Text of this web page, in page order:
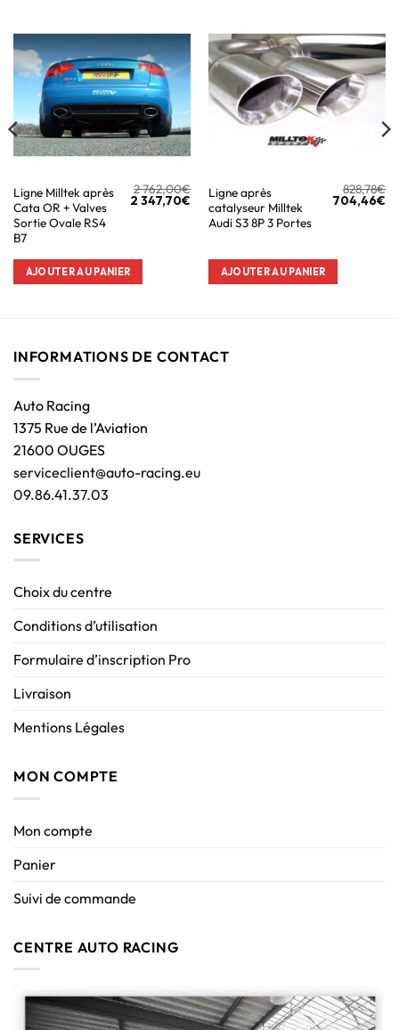
Ligne Milltek après
Cata OR + Valves
Sortie Ovale RS4
B7
2 762,00€
2 347,70€
AJOUTER AU PANIER
Ligne après
catalyseur Milltek
Audi S3 8P 3 Portes
828,78€
704,46€
AJOUTER AU PANIER
INFORMATIONS DE CONTACT
Auto Racing
1375 Rue de l’Aviation
21600 OUGES
serviceclient@auto-racing.eu
09.86.41.37.03
SERVICES
Choix du centre
Conditions d’utilisation
Formulaire d’inscription Pro
Livraison
Mentions Légales
MON COMPTE
Mon compte
Panier
Suivi de commande
CENTRE AUTO RACING